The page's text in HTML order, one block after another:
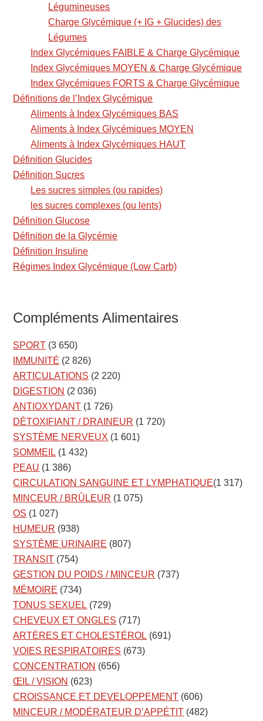
Légumineuses
Charge Glycémique (+ IG + Glucides) des
Légumes
Index Glycémiques FAIBLE & Charge Glycémique
Index Glycémiques MOYEN & Charge Glycémique
Index Glycémiques FORTS & Charge Glycémique
Définitions de l’Index Glycémique
Aliments à Index Glycémiques BAS
Aliments à Index Glycémiques MOYEN
Aliments à Index Glycémiques HAUT
Définition Glucides
Définition Sucres
Les sucres simples (ou rapides)
les sucres complexes (ou lents)
Définition Glucose
Définition de la Glycémie
Définition Insuline
Régimes Index Glycémique (Low Carb)
Compléments Alimentaires
SPORT (3 650)
IMMUNITÉ (2 826)
ARTICULATIONS (2 220)
DIGESTION (2 036)
ANTIOXYDANT (1 726)
DÉTOXIFIANT / DRAINEUR (1 720)
SYSTÈME NERVEUX (1 601)
SOMMEIL (1 432)
PEAU (1 386)
CIRCULATION SANGUINE ET LYMPHATIQUE(1 317)
MINCEUR / BRÛLEUR (1 075)
OS (1 027)
HUMEUR (938)
SYSTÈME URINAIRE (807)
TRANSIT (754)
GESTION DU POIDS / MINCEUR (737)
MÉMOIRE (734)
TONUS SEXUEL (729)
CHEVEUX ET ONGLES (717)
ARTÈRES ET CHOLESTÉROL (691)
VOIES RESPIRATOIRES (673)
CONCENTRATION (656)
ŒIL / VISION (623)
CROISSANCE ET DEVELOPPEMENT (606)
MINCEUR / MODÉRATEUR D’APPÉTIT (482)